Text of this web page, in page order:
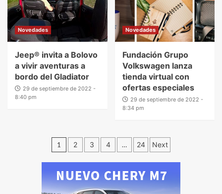
Novedades
Jeep® invita a Bolovo
a vivir aventuras a
bordo del Gladiator
29 de septiembre de 2022 -
8:40 pm
Novedades
Fundación Grupo
Volkswagen lanza
tienda virtual con
ofertas especiales
29 de septiembre de 2022 -
8:34 pm
1 2 3 4 … 24 Next